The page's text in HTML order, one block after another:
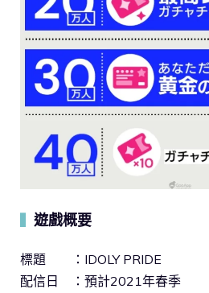
遊戲概要
標題 ：IDOLY PRIDE
配信日 ：預計2021年春季